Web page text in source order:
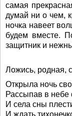
самая
думай ни о чем,
ночка навеет
будем вместе.
защитник и
Ложись, родная,
Открыла ночь
Рассыпав в небе
И села сны
И ждать